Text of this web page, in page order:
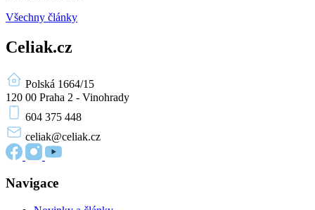
Všechny články
Celiak.cz
Polská 1664/15
120 00 Praha 2 - Vinohrady
604 375 448
celiak@celiak.cz
Navigace